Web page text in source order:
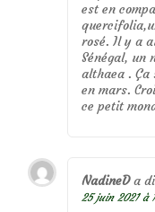
est en
rosé. Il y a
Sénégal, un
althaea .
en mars.
ce petit
NadineD a
25 juin 2021 à